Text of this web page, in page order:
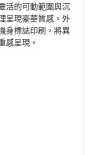
活的可動範圍與沉
呈現豪華質感。外
身標誌印刷，將異
感呈現。